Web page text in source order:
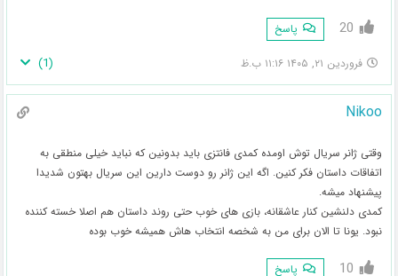
20 پاسخ
فروردین ۲۱, ۱۴۰۵ ۱۱:۱۶ ب.ظ (
1
)
Nikoo
وقتی ژانر سریال توش اومده کمدی فانتزی باید بدونین که نباید خیلی منطقی به
اتفاقات داستان فکر کنین. اگه این ژانر رو دوست دارین این سریال بهتون شدیدا
پیشنهاد میشه.
کمدی دلنشین کنار عاشقانه، بازی های خوب حتی روند داستان هم اصلا خسته کننده
نبود. یونا تا الان برای من به شخصه انتخاب هاش همیشه خوب بوده
10 پاسخ